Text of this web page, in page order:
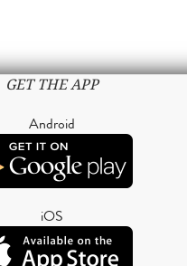
GET THE APP
Android
iOS